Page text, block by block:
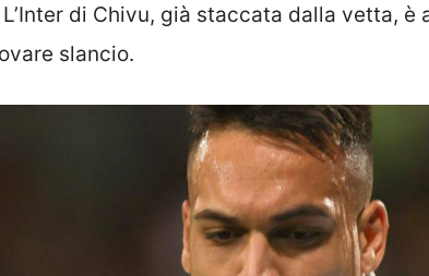
di Chivu, già staccata dalla vetta,
slancio.